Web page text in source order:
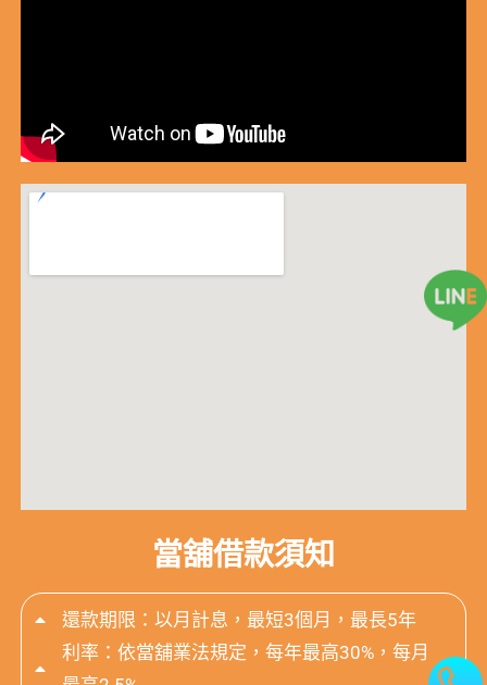
當舖借款須知
還款期限：以月計息，最短3個月，最長5年
利率：依當舖業法規定，每年最高30%，每月